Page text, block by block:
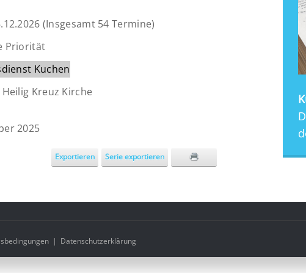
(Insgesamt 54 Termine)
Priorität
Kuchen
Kreuz Kirche
2025
Serie exportieren
Exportieren
| Datenschutzerklärung